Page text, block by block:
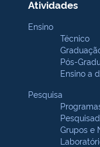
Atividades
Ensino
Técnico
Pós-
Ensino a
Pesquisa
Grupos e